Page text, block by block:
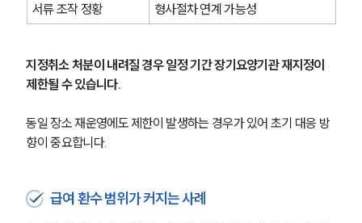
서류 조작 정황
형사절차 연계 가능성
지정취소 처분이 내려질 경우 일정 기간 장기요양기관 재지정이
제한될 수 있습니다.
동일 장소 재운영에도 제한이 발생하는 경우가 있어 초기 대응 방
향이 중요합니다.
급여 환수 범위가 커지는 사례